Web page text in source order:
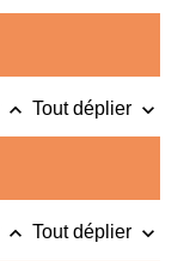
keyboard_arrow_up Tout déplier keyboard_arrow_down
keyboard_arrow_up Tout déplier keyboard_arrow_down